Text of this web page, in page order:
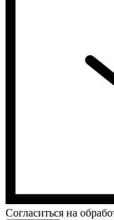
Cогласиться на